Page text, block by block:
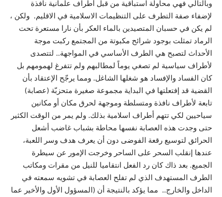
وبالتالي فهي محاولة استباقية من قبل أطراف علمانية نافذة
لإضفاء صفة التطرف على التنظيمات الاسلامية في الاقليم. ولكن ،
لم يكن في حسبان المتصيدين بالماء العكر بأن نارا مستعرة تحت
الرماد تمثلت بوجود شرائح مكبوتة من المجتمع ركبت موجة
الأحداث لتصبح هي الطرف الأساسي في المواجهة.. لتتصدى
لأطراف سياسية لم تصغي يوماً لمطالبهم ولم تتفرغ لهمومهم بل
كان الفساد والإفساد هو شغلها الشاغل. ومما يرجّح الإعتقاد بأن
القضية قد إفتعلتها في البداية مجموعة صغيرة متحزبّة (عصابة)
تابعة لأطراف نافذة ومتسلطة وموجهة لحرق مكان أو مكانين
سياحيين لكي تتهم أطراف اسلامية بذلك. ولم يمر من الوقت الكثير
حتى وجدت هذه العصابة نفسها محاطة بشباب غاضب أشعل
الحرائق لتوسيع رقعة الفوضى دون أن يعرف هدف وسر اللعبة،
عندها إنقلب السحر على الساحر وخرجت الإمور عن سيطرة
الجميع. بعد ذاك كان رد الفعل انتقاميا للنيل من مقرات ومكاتب
الطرف المستهدف الذي لم تفلح العصابة في تشويه سمعته في
الداخل والخارج.. مما يؤكد بالنتيجة أن (المسؤول الأول والأخير عما